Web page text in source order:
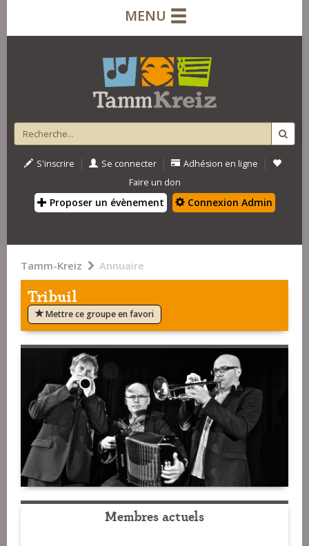
MENU
S'inscrire | Se connecter | Adhésion en ligne |
Faire un don
Proposer un évènement Connexion Admin
Tamm-Kreiz Annuaire
Tribuil
Mettre ce groupe en favori
Membres actuels